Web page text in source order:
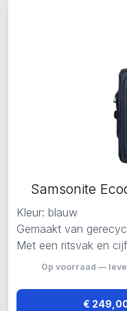
Samsonite
Kleur: blauw
Gemaakt van
Met een ritsvak en
Op voorraad —
€